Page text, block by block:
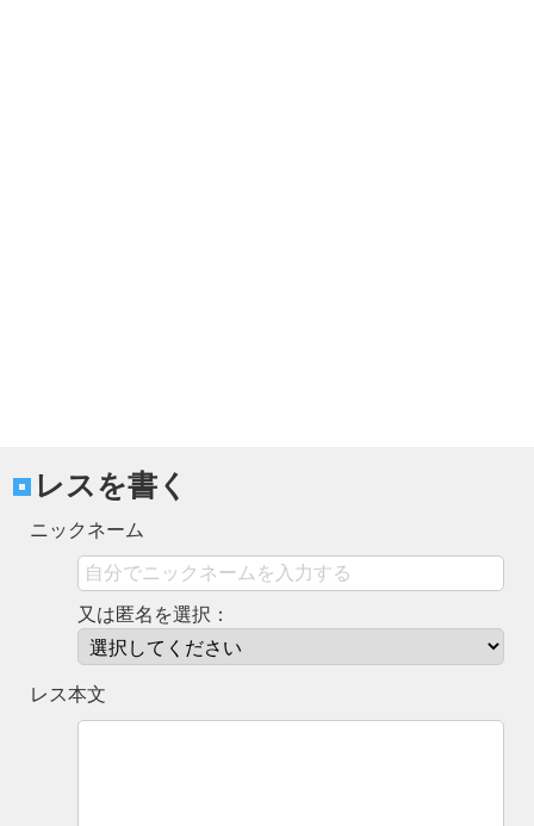
レスを書く
ニックネーム
又は匿名を選択：
レス本文